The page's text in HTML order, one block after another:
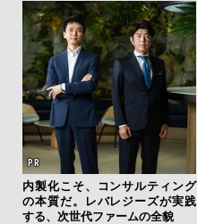
内製化こそ、コンサルティング
の本質だ。レバレジーズが実践
する、次世代ファームの全貌